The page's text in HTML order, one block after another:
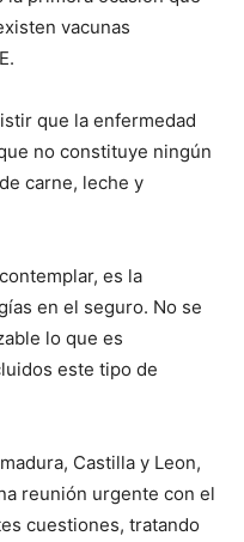
vacunas
que la enfermedad
no constituye ningún
carne, leche y
es la
en el seguro. No se
lo que es
este tipo de
Castilla y Leon,
reunión urgente con el
cuestiones, tratando